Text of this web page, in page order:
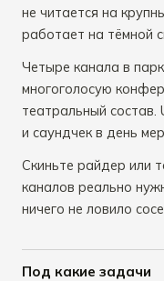
не читается на
работает на тёмной
Четыре канала в
многоголосую
театральный состав.
и саундчек в день
Скиньте райдер или
каналов реально
ничего не ловило
Под какие задачи